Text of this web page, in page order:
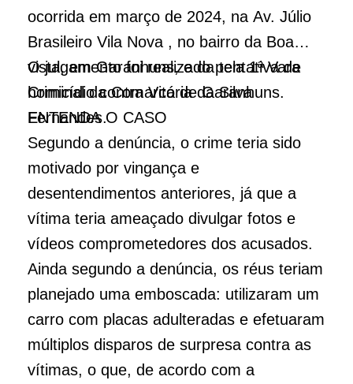
ocorrida em março de 2024, na Av. Júlio
Brasileiro Vila Nova , no bairro da Boa
vista, em Garanhuns, e da tentativa de
homicídio contra Vitória da Silva
Fernandes.
O julgamento foi realizado pela 1ª Vara
Criminal da Comarca de Garanhuns.
ENTENDA O CASO
Segundo a denúncia, o crime teria sido
motivado por vingança e
desentendimentos anteriores, já que a
vítima teria ameaçado divulgar fotos e
vídeos comprometedores dos acusados.
Ainda segundo a denúncia, os réus teriam
planejado uma emboscada: utilizaram um
carro com placas adulteradas e efetuaram
múltiplos disparos de surpresa contra as
vítimas, o que, de acordo com a